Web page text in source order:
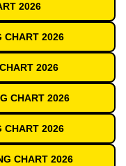
2026
CHART 2026
2026
CHART 2026
CHART 2026
CHART 2026